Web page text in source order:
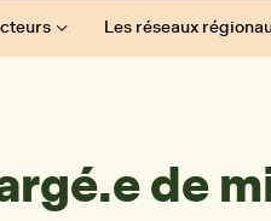
Les réseaux
de